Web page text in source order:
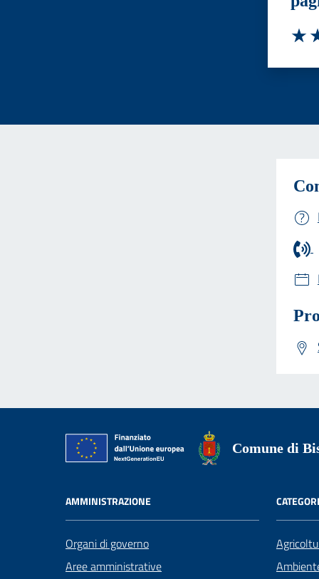
Comune di
AMMINISTRAZIONE
Organi di governo
Aree amministrative